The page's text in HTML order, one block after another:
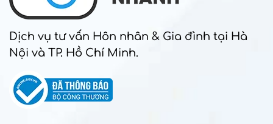
Dịch vụ tư vấn Hôn nhân & Gia đình tại Hà
Nội và TP. Hồ Chí Minh.